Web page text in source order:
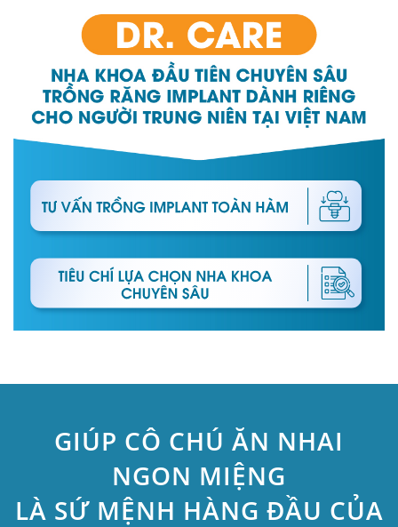
GIÚP CÔ CHÚ ĂN NHAI
NGON MIỆNG
LÀ SỨ MỆNH HÀNG ĐẦU CỦA